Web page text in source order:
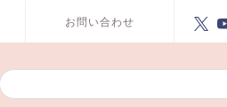
お問い合わせ